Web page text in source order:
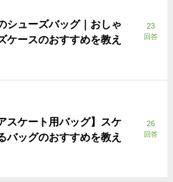
シューズバッグ｜おしゃ
ケースのおすすめを教え
23
回答
スケート用バッグ】スケ
バッグのおすすめを教え
26
回答